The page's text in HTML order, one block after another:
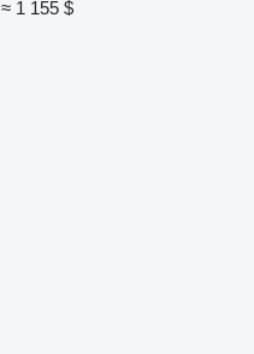
≈ 1 155 $